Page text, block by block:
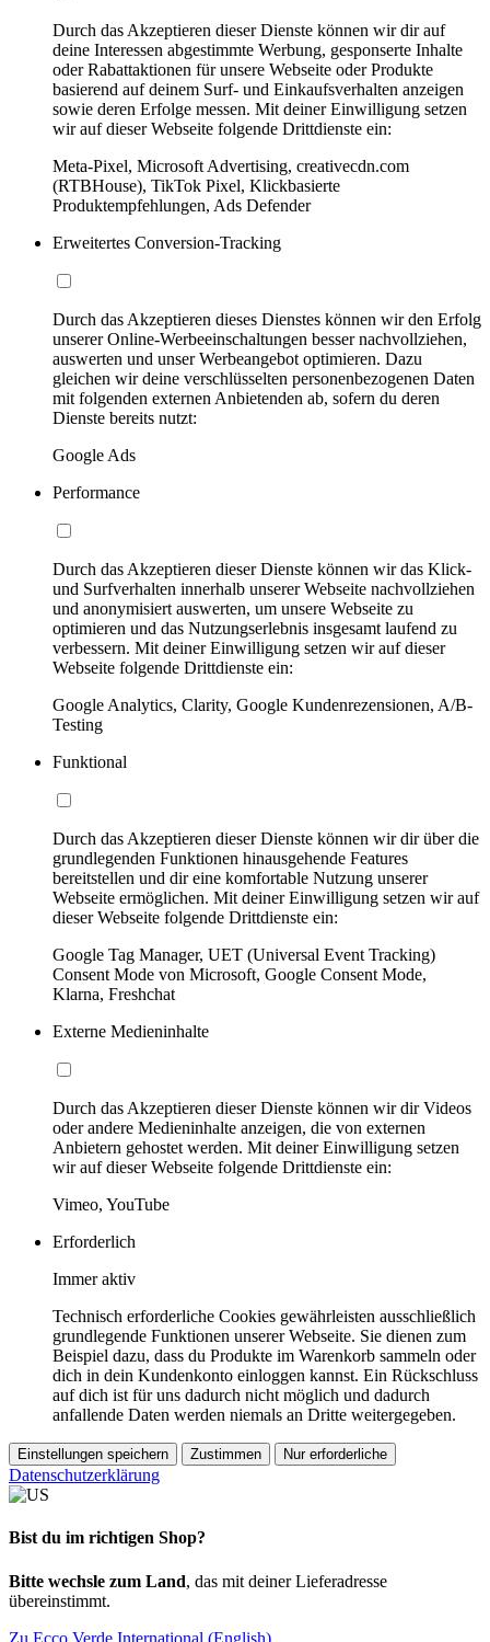
Durch das Akzeptieren dieser Dienste können wir dir auf
deine Interessen abgestimmte Werbung, gesponserte Inhalte
oder Rabattaktionen für unsere Webseite oder Produkte
basierend auf deinem Surf- und Einkaufsverhalten anzeigen
sowie deren Erfolge messen. Mit deiner Einwilligung setzen
wir auf dieser Webseite folgende Drittdienste ein:
Meta-Pixel, Microsoft Advertising, creativecdn.com
(RTBHouse), TikTok Pixel, Klickbasierte
Produktempfehlungen, Ads Defender
Erweitertes Conversion-Tracking
Durch das Akzeptieren dieses Dienstes können wir den Erfolg
unserer Online-Werbeeinschaltungen besser nachvollziehen,
auswerten und unser Werbeangebot optimieren. Dazu
gleichen wir deine verschlüsselten personenbezogenen Daten
mit folgenden externen Anbietenden ab, sofern du deren
Dienste bereits nutzt:
Google Ads
Performance
Durch das Akzeptieren dieser Dienste können wir das Klick-
und Surfverhalten innerhalb unserer Webseite nachvollziehen
und anonymisiert auswerten, um unsere Webseite zu
optimieren und das Nutzungserlebnis insgesamt laufend zu
verbessern. Mit deiner Einwilligung setzen wir auf dieser
Webseite folgende Drittdienste ein:
Google Analytics, Clarity, Google Kundenrezensionen, A/B-
Testing
Funktional
Durch das Akzeptieren dieser Dienste können wir dir über die
grundlegenden Funktionen hinausgehende Features
bereitstellen und dir eine komfortable Nutzung unserer
Webseite ermöglichen. Mit deiner Einwilligung setzen wir auf
dieser Webseite folgende Drittdienste ein:
Google Tag Manager, UET (Universal Event Tracking)
Consent Mode von Microsoft, Google Consent Mode,
Klarna, Freshchat
Externe Medieninhalte
Durch das Akzeptieren dieser Dienste können wir dir Videos
oder andere Medieninhalte anzeigen, die von externen
Anbietern gehostet werden. Mit deiner Einwilligung setzen
wir auf dieser Webseite folgende Drittdienste ein:
Vimeo, YouTube
Erforderlich
Immer aktiv
Technisch erforderliche Cookies gewährleisten ausschließlich
grundlegende Funktionen unserer Webseite. Sie dienen zum
Beispiel dazu, dass du Produkte im Warenkorb sammeln oder
dich in dein Kundenkonto einloggen kannst. Ein Rückschluss
auf dich ist für uns dadurch nicht möglich und dadurch
anfallende Daten werden niemals an Dritte weitergegeben.
Einstellungen speichern Zustimmen Nur erforderliche
Datenschutzerklärung
Bist du im richtigen Shop?
Bitte wechsle zum Land, das mit deiner Lieferadresse
übereinstimmt.
Zu Ecco Verde International (English)